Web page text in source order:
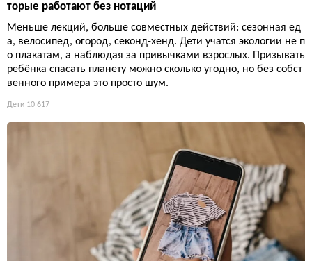
торые работают без нотаций
Меньше лекций, больше совместных действий: сезонная ед
а, велосипед, огород, секонд-хенд. Дети учатся экологии не п
о плакатам, а наблюдая за привычками взрослых. Призывать
ребёнка спасать планету можно сколько угодно, но без собст
венного примера это просто шум.
Дети 10 617